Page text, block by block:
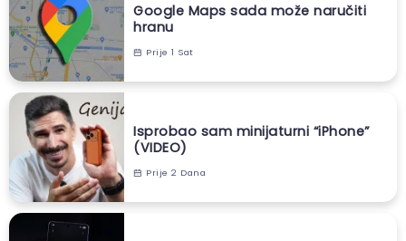
Google Maps sada može naručiti
hranu
Prije 1 Sat
Isprobao sam minijaturni “iPhone”
(VIDEO)
Prije 2 Dana